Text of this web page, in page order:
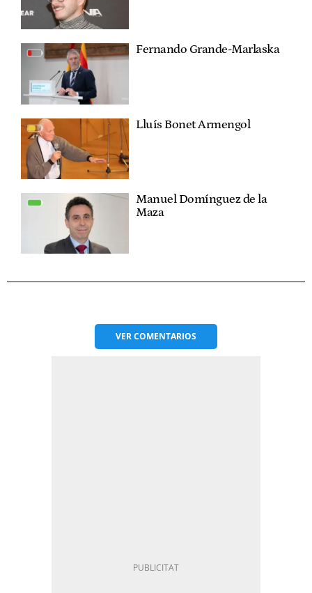
Fernando Grande-Marlaska
Lluís Bonet Armengol
Manuel Domínguez de la
Maza
VERCOMENTARIOS